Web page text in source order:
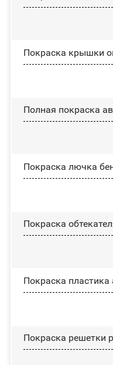
Покраска крышки
Полная покраска
Покраска лючка
Покраска
Покраска
Покраска решетки